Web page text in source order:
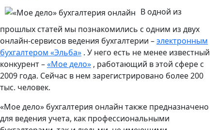
В одной из
прошлых статей мы познакомились с одним из двух
онлайн-сервисов ведения бухгалтерии –электронным
бухгалтером «Эльба» . У него есть не менее известный
конкурент –«Мое дело» , работающий в этой сфере с
2009 года. Сейчас в нем зарегистрировано более 200
тыс. человек.
«Мое дело» бухгалтерия онлайн также предназначено
для ведения учета, как профессиональными